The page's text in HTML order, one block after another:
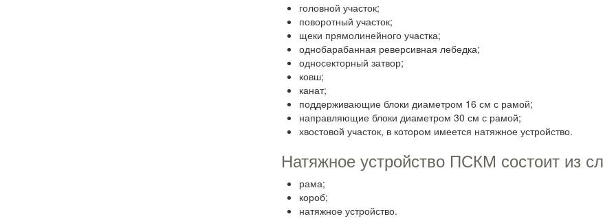
головной участок;
поворотный участок;
щеки прямолинейного участка;
однобарабанная реверсивная лебедка;
односекторный затвор;
ковш;
канат;
поддерживающие блоки диаметром 16 см с рамой;
направляющие блоки диаметром 30 см с рамой;
хвостовой участок, в котором имеется натяжное устройство.
Натяжное устройство ПСКМ состоит из
рама;
короб;
натяжное устройство.